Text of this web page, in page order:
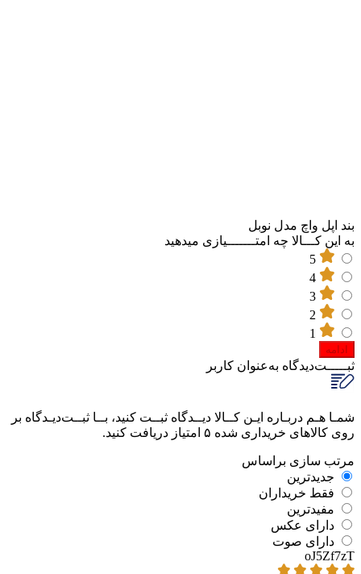
بند اپل واچ مدل نوبل
به این کـــالا چه امتـــــــیازی میدهید
ادامه
ثبـــــت‌دیدگاه به‌عنوان کاربر
شمـا هـم دربـاره ایـن کــالا دیــدگاه ثبــت کنید، بــا ثبــت‌دیـدگاه بر
روی کالاهای خریداری شده ۵ امتیاز دریافت کنید.
مرتب‌ سازی‌ بر‌اساس
جدیدترین
فقط‌ خریداران‌
مفیدترین
دارای‌ عکس
دارای‌ صوت
oJ5Zf7zT